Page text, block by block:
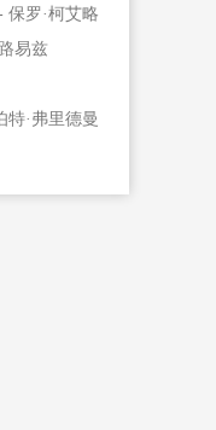
保罗·柯艾略
易兹
特·弗里德曼